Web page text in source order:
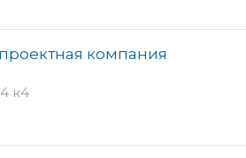
компания
к4